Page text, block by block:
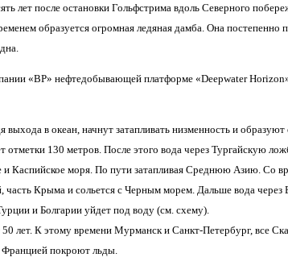
лет после остановки Гольфстрима вдоль Северного
образуется огромная ледяная дамба. Она постепенно
«BP» нефтедобывающей платформе «Deepwater
выхода в океан, начнут затапливать низменность и
отметки 130 метров. После этого вода через Тургайскую
и Каспийское моря. По пути затапливая Среднюю Азию. Со
часть Крыма и сольется с Черным морем. Дальше вода
и Болгарии уйдет под воду (см. схему).
50 лет. К этому времени Мурманск и Санкт-Петербург, все
покроют льды.